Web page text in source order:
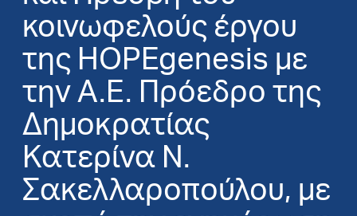
κοινωφελούς έργου
της HOPEgenesis με
την Α.Ε. Πρόεδρο της
Δημοκρατίας
Κατερίνα Ν.
Σακελλαροπούλου, με